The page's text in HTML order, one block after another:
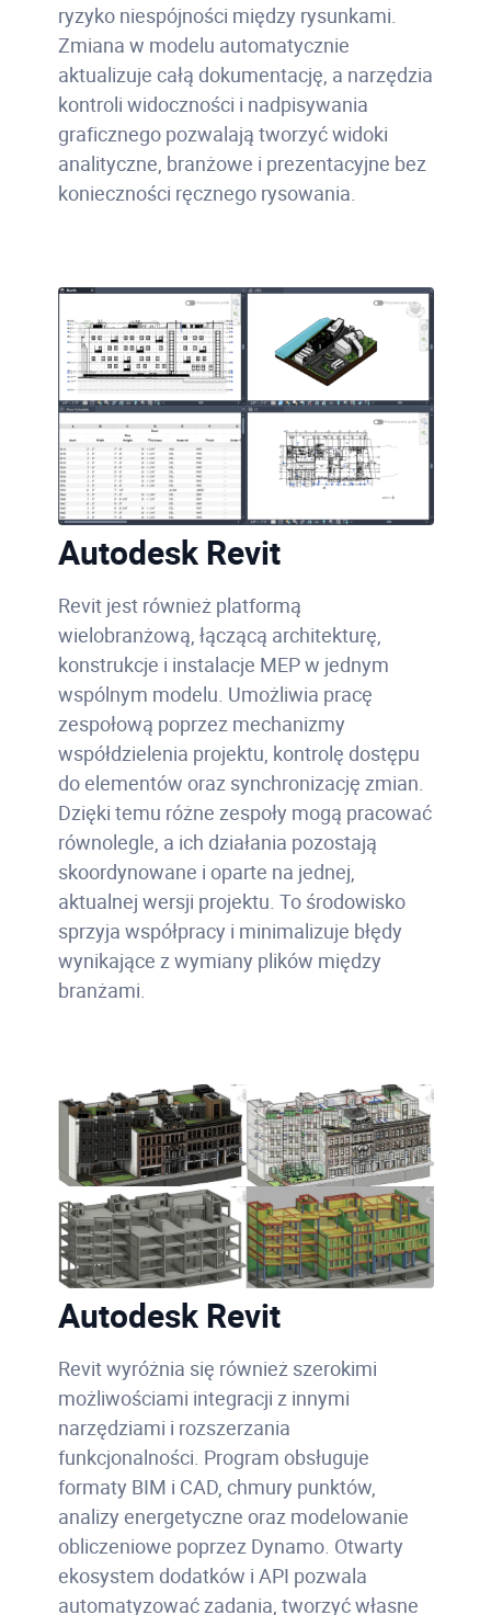
ryzyko niespójności między rysunkami.
Zmiana w modelu automatycznie
aktualizuje całą dokumentację, a narzędzia
kontroli widoczności i nadpisywania
graficznego pozwalają tworzyć widoki
analityczne, branżowe i prezentacyjne bez
konieczności ręcznego rysowania.
Autodesk Revit
Revit jest również platformą
wielobranżową, łączącą architekturę,
konstrukcje i instalacje MEP w jednym
wspólnym modelu. Umożliwia pracę
zespołową poprzez mechanizmy
współdzielenia projektu, kontrolę dostępu
do elementów oraz synchronizację zmian.
Dzięki temu różne zespoły mogą pracować
równolegle, a ich działania pozostają
skoordynowane i oparte na jednej,
aktualnej wersji projektu. To środowisko
sprzyja współpracy i minimalizuje błędy
wynikające z wymiany plików między
branżami.
Autodesk Revit
Revit wyróżnia się również szerokimi
możliwościami integracji z innymi
narzędziami i rozszerzania
funkcjonalności. Program obsługuje
formaty BIM i CAD, chmury punktów,
analizy energetyczne oraz modelowanie
obliczeniowe poprzez Dynamo. Otwarty
ekosystem dodatków i API pozwala
automatyzować zadania, tworzyć własne